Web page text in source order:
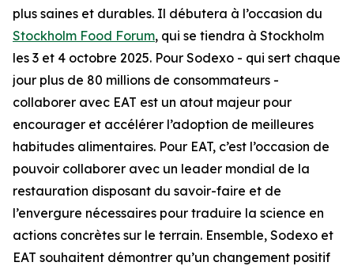
plus saines et durables. Il débutera à l’occasion du
Stockholm Food Forum, qui se tiendra à Stockholm
les 3 et 4 octobre 2025. Pour Sodexo - qui sert chaque
jour plus de 80 millions de consommateurs -
collaborer avec EAT est un atout majeur pour
encourager et accélérer l’adoption de meilleures
habitudes alimentaires. Pour EAT, c’est l’occasion de
pouvoir collaborer avec un leader mondial de la
restauration disposant du savoir-faire et de
l’envergure nécessaires pour traduire la science en
actions concrètes sur le terrain. Ensemble, Sodexo et
EAT souhaitent démontrer qu’un changement positif